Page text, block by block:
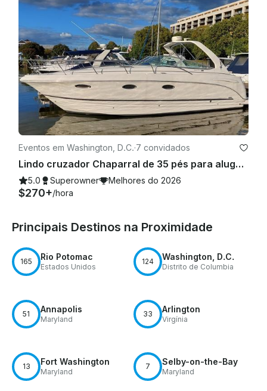
Eventos em Washington, D.C.·7 convidados
Lindo cruzador Chaparral de 35 pés para alugar em Washington, D.C.
5.0 Superowner Melhores do 2026
$270+/hora
Principais Destinos na Proximidade
165 Rio Potomac
Estados Unidos
124 Washington, D.C.
Distrito de Columbia
51 Annapolis
Maryland
33 Arlington
Virgínia
13 Fort Washington
Maryland
7 Selby-on-the-Bay
Maryland